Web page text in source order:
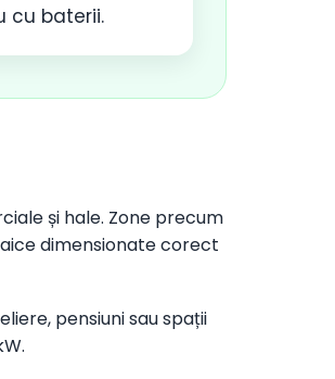
cu baterii.
și hale. Zone precum
dimensionate corect
pensiuni sau spații